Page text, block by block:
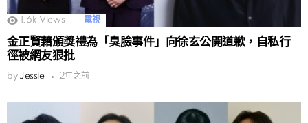
1.6k Views 電視
金正賢藉頒獎禮為「臭臉事件」向徐玄公開道歉，自私行
徑被網友狠批
by Jessie 2年之前